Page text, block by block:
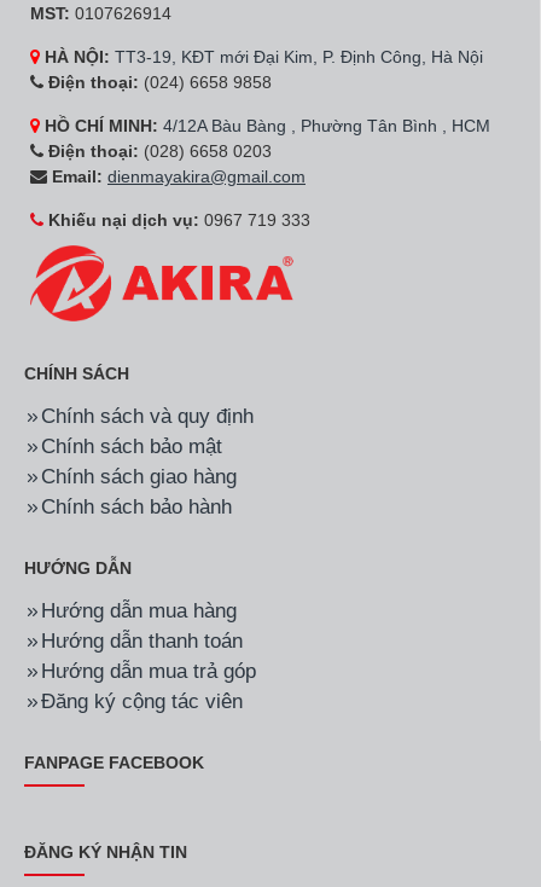
MST: 0107626914
HÀ NỘI: TT3-19, KĐT mới Đại Kim, P. Định Công, Hà Nội
Điện thoại: (024) 6658 9858
HỒ CHÍ MINH: 4/12A Bàu Bàng , Phường Tân Bình , HCM
Điện thoại: (028) 6658 0203
Email: dienmayakira@gmail.com
Khiếu nại dịch vụ: 0967 719 333
CHÍNH SÁCH
Chính sách và quy định
Chính sách bảo mật
Chính sách giao hàng
Chính sách bảo hành
HƯỚNG DẪN
Hướng dẫn mua hàng
Hướng dẫn thanh toán
Hướng dẫn mua trả góp
Đăng ký cộng tác viên
FANPAGE FACEBOOK
ĐĂNG KÝ NHẬN TIN